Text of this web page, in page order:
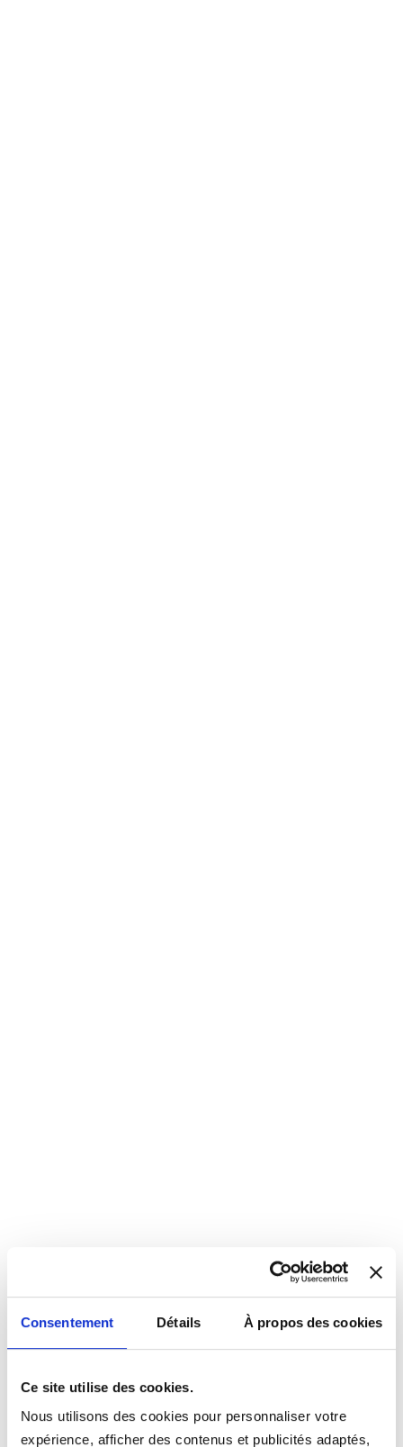
Consentement Détails À propos des cookies
Ce site utilise des cookies.
Nous utilisons des cookies pour personnaliser votre
expérience, afficher des contenus et publicités adaptés,